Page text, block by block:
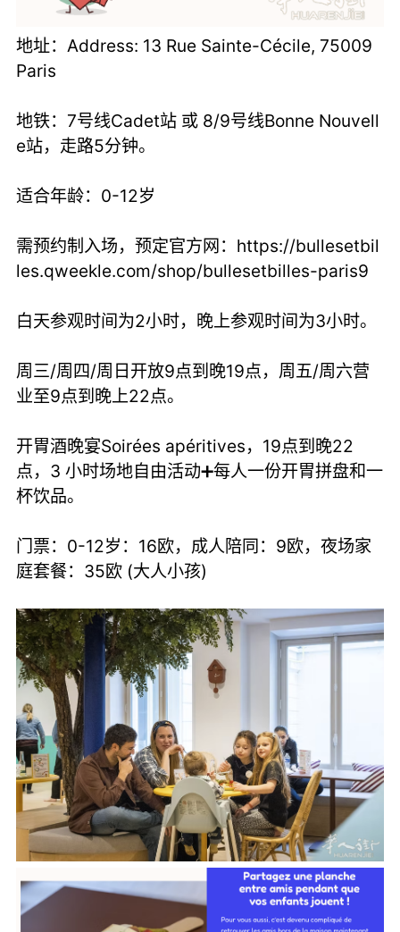
地址：Address: 13 Rue Sainte-Cécile, 75009
Paris
地铁：7号线Cadet站 或 8/9号线Bonne Nouvell
e站，走路5分钟。
适合年龄：0-12岁
需预约制入场，预定官方网： https://bullesetbil
les.qweekle.com/shop/bullesetbilles-paris9
白天参观时间为2小时，晚上参观时间为3小时。
周三/周四/周日开放9点到晚19点，周五/周六营
业至9点到晚上22点。
开胃酒晚宴Soirées apéritives，19点到晚22
点，3 小时场地自由活动➕每人一份开胃拼盘和一
杯饮品。
门票：0-12岁：16欧，成人陪同：9欧，夜场家
庭套餐：35欧 (大人小孩)